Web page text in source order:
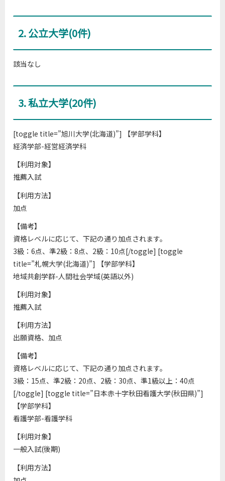
2. 公立大学(0件)
該当なし
3. 私立大学(20件)
[toggle title=”旭川大学(北海道)”] 【学部学科】
経済学部-経営経済学科
【利用対象】
推薦入試
【利用方法】
加点
【備考】
資格レベルに応じて、下記の通り加点されます。
3級：6点、準2級：8点、2級：10点[/toggle] [toggle
title=”札幌大学(北海道)”] 【学部学科】
地域共創学群-人間社会学域(英語以外)
【利用対象】
推薦入試
【利用方法】
出願資格、加点
【備考】
資格レベルに応じて、下記の通り加点されます。
3級：15点、準2級：20点、2級：30点、準1級以上：40点
[/toggle] [toggle title=”日本赤十字秋田看護大学(秋田県)”]
【学部学科】
看護学部-看護学科
【利用対象】
一般入試(後期)
【利用方法】